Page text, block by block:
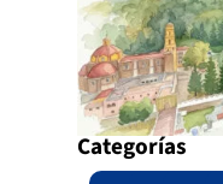
Categorías